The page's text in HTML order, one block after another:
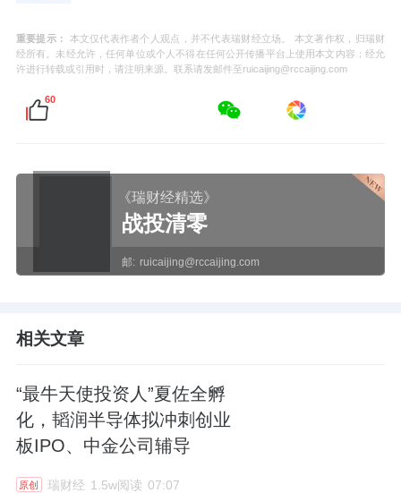
重要提示：
本文仅代表作者个人观点，并不代表瑞财经立场。 本文著作权，归瑞财
经所有。未经允许，任何单位或个人不得在任何公开传播平台上使用本文内容；经允
许进行转载或引用时，请注明来源。联系请发邮件至ruicaijing@rccaijing.com
60
《瑞财经精选》
战投清零
邮: ruicaijing@rccaijing.com
相关文章
“最牛天使投资人”夏佐全孵
化，韬润半导体拟冲刺创业
板IPO、中金公司辅导
原创 瑞财经 1.5w阅读 07:07